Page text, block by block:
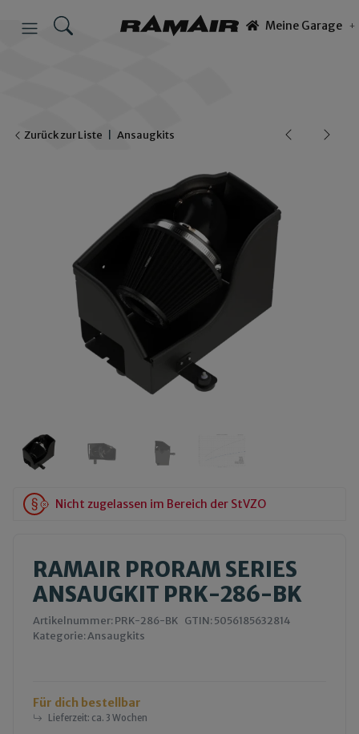
Meine Garage
Zurück zur Liste Ansaugkits
Nicht zugelassen im Bereich der StVZO
RAMAIR PRORAM SERIES
ANSAUGKIT PRK-286-BK
Artikelnummer:PRK-286-BK GTIN:5056185632814
Kategorie:Ansaugkits
Für dich bestellbar
Lieferzeit: ca. 3 Wochen